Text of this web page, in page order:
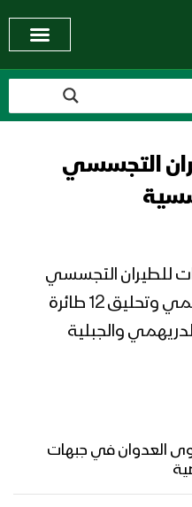
للطيران التجسسي
من بين الخروق 5 غارات للطيران التجسسي
على كيلو16 و الفازة والدريهمي وتحليق 12 طائرة
والجبلية
109 خرقا لقوى العدوان في جبهات